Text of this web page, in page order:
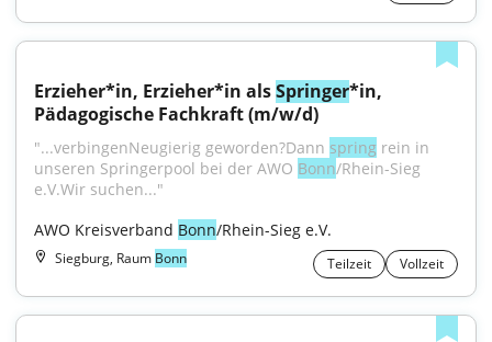
Erzieher*in, Erzieher*in als Springer*in,
Pädagogische Fachkraft (m/w/d)
"...verbingenNeugierig geworden?Dann spring rein in
unseren Springerpool bei der AWO Bonn/Rhein-Sieg
e.V.Wir suchen..."
AWO Kreisverband Bonn/Rhein-Sieg e.V.
Siegburg, Raum Bonn Teilzeit Vollzeit